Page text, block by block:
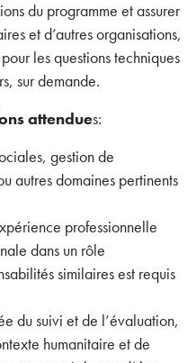
du programme et assurer
et d’autres organisations,
les questions techniques
sur demande.
attendues:
gestion de
autres domaines pertinents
professionnelle
dans un rôle
similaires est requis
du suivi et de l’évaluation,
humanitaire et de